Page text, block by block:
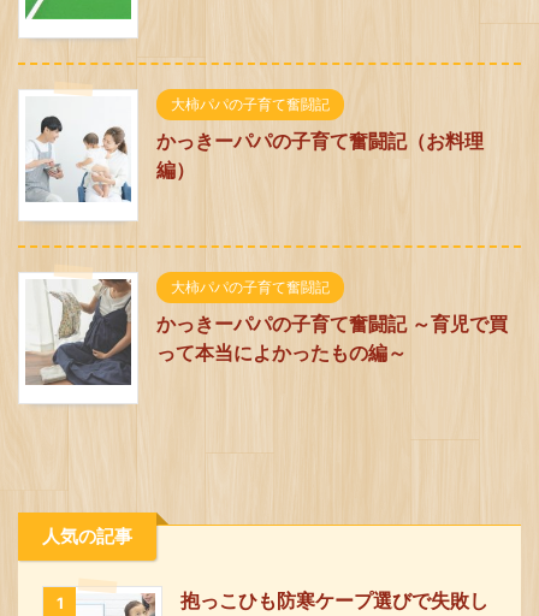
大柿パパの子育て奮闘記
かっきーパパの子育て奮闘記（お料理
編）
大柿パパの子育て奮闘記
かっきーパパの子育て奮闘記 ～育児で買
って本当によかったもの編～
人気の記事
1
抱っこひも防寒ケープ選びで失敗し